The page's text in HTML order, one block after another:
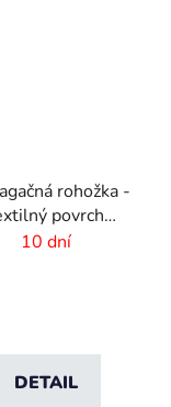
rohožka -
povrch
-85x150 cm
10 dní
DETAIL